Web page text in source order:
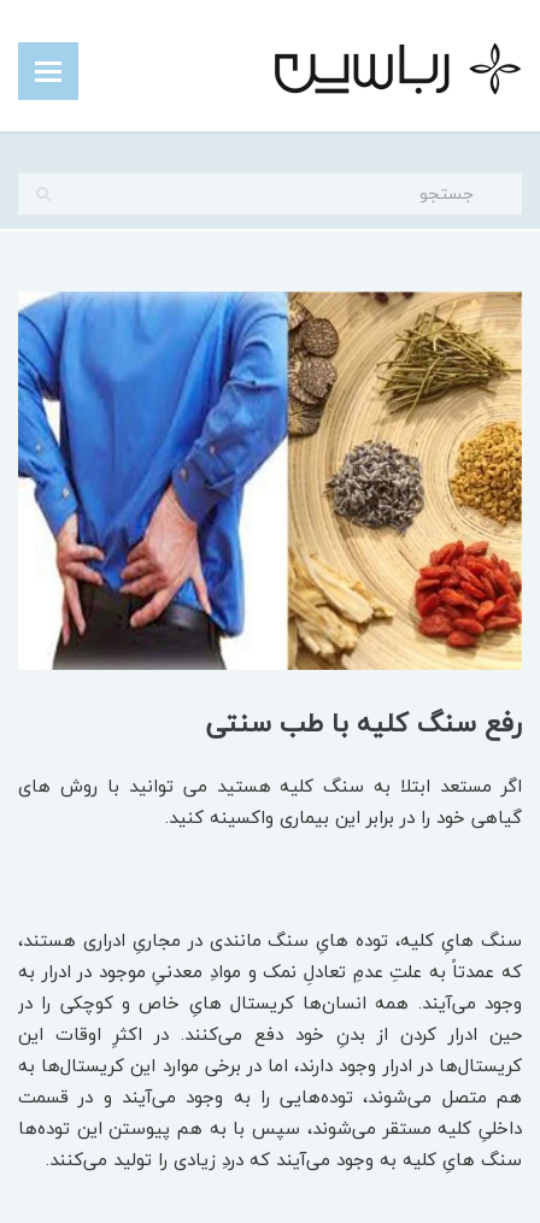
رفع سنگ کلیه با طب سنتی
اگر مستعد ابتلا به سنگ کلیه هستید می توانید با روش های
گیاهی خود را در برابر این بیماری واکسینه کنید.
سنگ هایِ کلیه، توده هایِ سنگ مانندی در مجاریِ ادراری هستند،
که عمدتاً به علتِ عدمِ تعادلِ نمک و موادِ معدنیِ موجود در ادرار به
وجود می‌آیند. همه انسان‌ها کریستال هایِ خاص و کوچکی را در
حین ادرار کردن از بدنِ خود دفع می‌کنند. در اکثرِ اوقات این
کریستال‌ها در ادرار وجود دارند، اما در برخی موارد این کریستال‌ها به
هم متصل می‌شوند، توده‌هایی را به وجود می‌آیند و در قسمت
داخلیِ کلیه مستقر می‌شوند، سپس با به هم پیوستن این توده‌ها
سنگ هایِ کلیه به وجود می‌آیند که دردِ زیادی را تولید می‌کنند.